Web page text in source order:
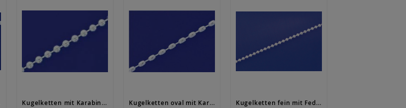
Kugelketten mit Karabiner (Ø 2.20mm)
Kugelketten oval mit Karabiner (ø 1.5 mm) / 925 Silber
Kugelketten fein mit Federring (ø1.1mm) / 925 Silber